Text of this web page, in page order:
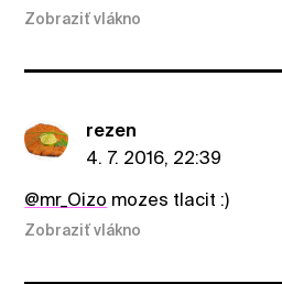
Zobraziť vlákno
rezen
4. 7. 2016, 22:39
@mr_Oizo mozes tlacit :)
Zobraziť vlákno